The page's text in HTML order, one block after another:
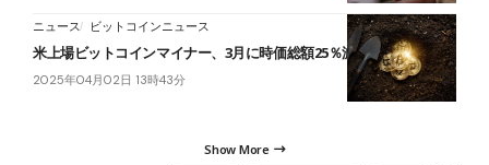
ニュース ビットコインニュース
米上場ビットコインマイナー、3月に時価総額25％減＝JPモルガン
2025年04月02日 13時43分
Show More